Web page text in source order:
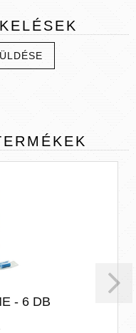
- 6 DB